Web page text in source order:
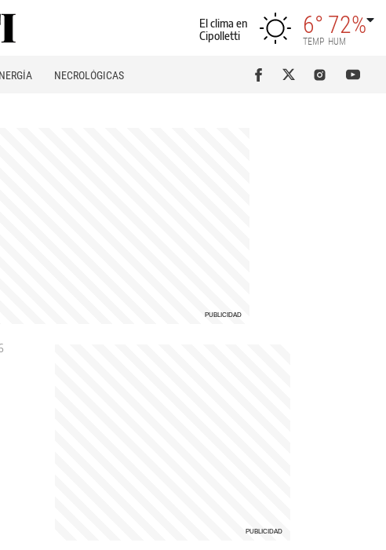
El clima en
Cipolletti
6°
TEMP
72%
HUM
NECROLÓGICAS